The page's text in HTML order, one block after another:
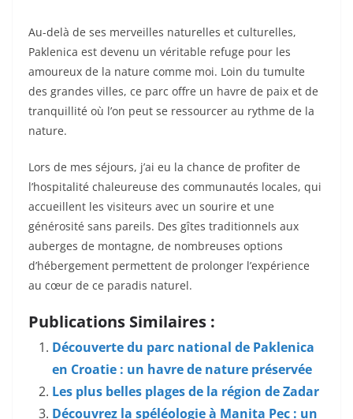
Au-delà de ses merveilles naturelles et culturelles,
Paklenica est devenu un véritable refuge pour les
amoureux de la nature comme moi. Loin du tumulte
des grandes villes, ce parc offre un havre de paix et de
tranquillité où l’on peut se ressourcer au rythme de la
nature.
Lors de mes séjours, j’ai eu la chance de profiter de
l’hospitalité chaleureuse des communautés locales, qui
accueillent les visiteurs avec un sourire et une
générosité sans pareils. Des gîtes traditionnels aux
auberges de montagne, de nombreuses options
d’hébergement permettent de prolonger l’expérience
au cœur de ce paradis naturel.
Publications Similaires :
Découverte du parc national de Paklenica
en Croatie : un havre de nature préservée
Les plus belles plages de la région de Zadar
Découvrez la spéléologie à Manita Pec : un